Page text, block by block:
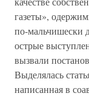
газеты»,
по-мальчишески
острые
вызвали
Выделялась
написанная в